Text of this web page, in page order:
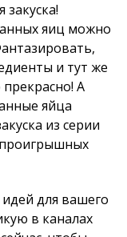
яиц можно
и тут же
А
яйца
из серии
для вашего
в каналах